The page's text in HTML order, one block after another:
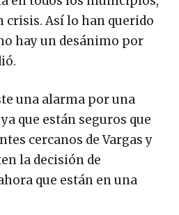
crisis. Así lo han querido
hay un desánimo por
una alarma por una
que están seguros que
cercanos de Vargas y
la decisión de
que están en una